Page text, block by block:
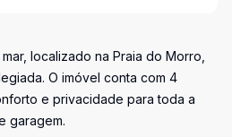
localizado na Praia do Morro,
O imóvel conta com 4
e privacidade para toda a
garagem.